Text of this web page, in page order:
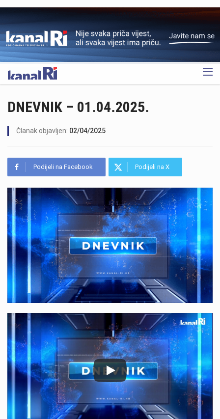
OGLAS
DNEVNIK – 01.04.2025.
Članak objavljen: 02/04/2025
Podijeli na Facebook Podijeli na X